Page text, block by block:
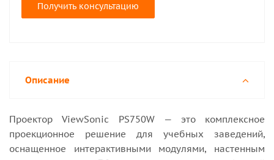
Получить консультацию
Описание
Проектор ViewSonic PS750W — это комплексное
проекционное решение для учебных заведений,
оснащенное интерактивными модулями, настенным